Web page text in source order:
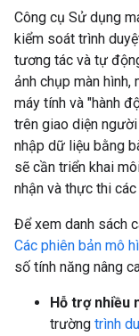
Công cụ Sử dụng
kiểm soát trình
tương tác và tự
ảnh chụp màn hình,
máy tính và "hành
trên giao diện
nhập dữ liệu bằng
sẽ cần triển khai
nhận và thực thi
Để xem danh sách
Các phiên bản mô
số tính năng nâng
Hỗ trợ nhiều
trường trình